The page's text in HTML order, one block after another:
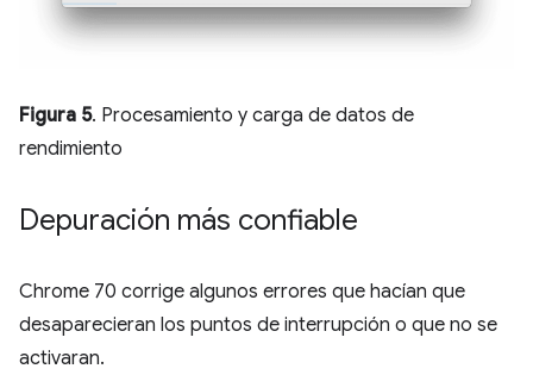
Figura 5. Procesamiento y carga de datos de
rendimiento
Depuración más confiable
Chrome 70 corrige algunos errores que hacían que
desaparecieran los puntos de interrupción o que no se
activaran.